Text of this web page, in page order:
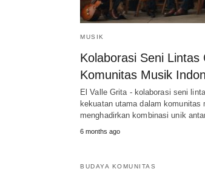
MUSIK
Kolaborasi Seni Lintas
Komunitas Musik
El Valle Grita - kolaborasi seni
kekuatan utama dalam komunitas
menghadirkan kombinasi unik
6 months ago
BUDAYA KOMUNITAS